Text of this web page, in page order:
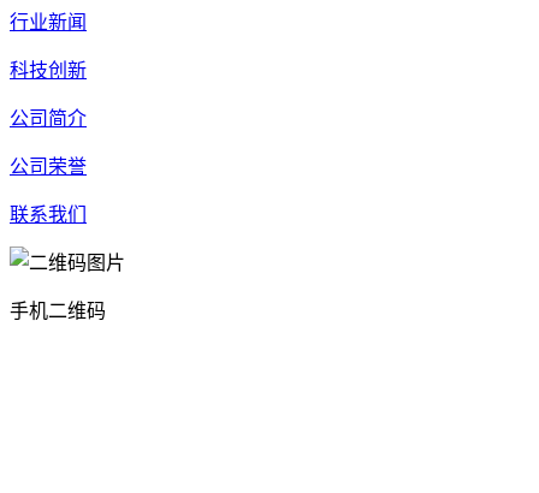
行业新闻
科技创新
公司简介
公司荣誉
联系我们
手机二维码